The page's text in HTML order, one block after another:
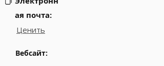
ая почта:
Ценить
Вебсайт: